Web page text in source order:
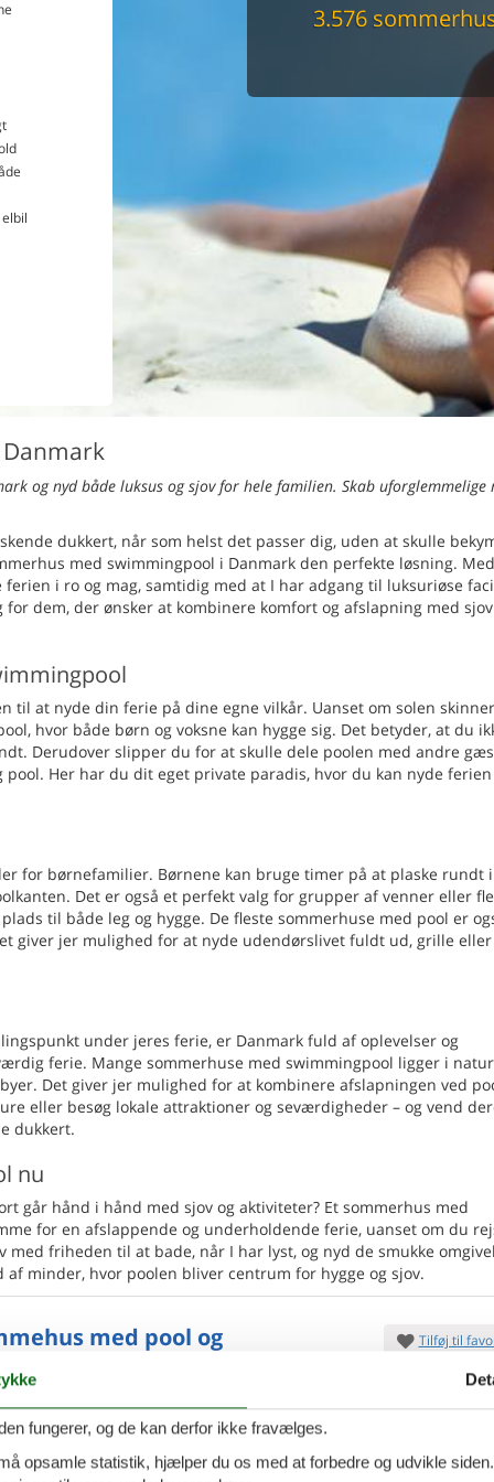
3.576
Du får altid dit
og nyd både luksus og sjov for hele familien. Skab uforglemmelige
dukkert, når som helst det passer dig, uden at skulle
med swimmingpool i Danmark den perfekte løsning.
i ro og mag, samtidig med at I har adgang til luksuriøse
dem, der ønsker at kombinere komfort og afslapning med
til at nyde din ferie på dine egne vilkår. Uanset om solen
hvor både børn og voksne kan hygge sig. Det betyder, at du
Derudover slipper du for at skulle dele poolen med andre
Her har du dit eget private paradis, hvor du kan nyde
for børnefamilier. Børnene kan bruge timer på at plaske rundt
Det er også et perfekt valg for grupper af venner eller
til både leg og hygge. De fleste sommerhuse med pool er
giver jer mulighed for at nyde udendørslivet fuldt ud, grille eller
under jeres ferie, er Danmark fuld af oplevelser og
ferie. Mange sommerhuse med swimmingpool ligger i
Det giver jer mulighed for at kombinere afslapningen ved
eller besøg lokale attraktioner og seværdigheder – og vend
dukkert.
nu
går hånd i hånd med sjov og aktiviteter? Et sommerhus med
for en afslappende og underholdende ferie, uanset om du
friheden til at bade, når I har lyst, og nyd de smukke
minder, hvor poolen bliver centrum for hygge og sjov.
med pool og
- Vejlby Klit - 7673 - Harboøre
og meget velholdt drømmehus med stråtag,
på 2167m2 storkuperet grund som går direkte op
Tilføj til
fungerer, og de kan derfor ikke fravælges.
opsamle statistik, hjælper du os med at forbedre og udvikle